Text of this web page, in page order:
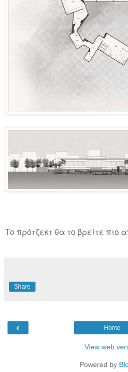
Το πρότζεκτ θα το βρείτε πιο
Share
‹ Home
View web
Powered by